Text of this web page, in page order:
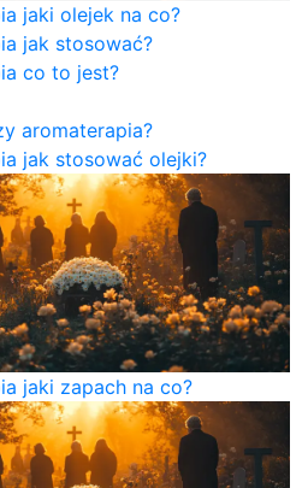
jaki olejek na co?
jak stosować?
co to jest?
aromaterapia?
jak stosować olejki?
jaki zapach na co?